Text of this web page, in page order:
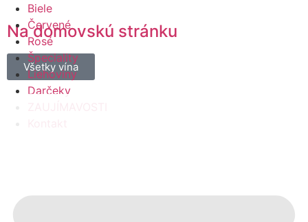
Biele
Červené
Rosé
Špeciality
Liehoviny
Darčeky
Na domovskú stránku
Všetky vína